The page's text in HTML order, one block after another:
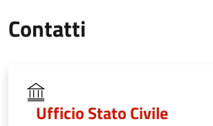
Contatti
Ufficio Stato Civile